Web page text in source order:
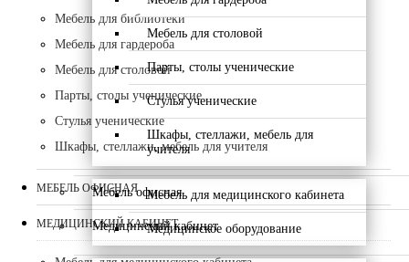
Мебель для столовой
Парты, столы ученические
Стулья ученические
Шкафы, стеллажи, мебель для
учителя
Мебель офисная
Медицинский кабинет
Мебель для медицинского кабинета
Медицинское оборудование
Мебель для библиотеки
Мебель для гардероба
Мебель для столовой
Парты, столы ученические
Стулья ученические
Шкафы, стеллажи, мебель для учителя
МЕБЕЛЬ ОФИСНАЯ
МЕДИЦИНСКИЙ КАБИНЕТ